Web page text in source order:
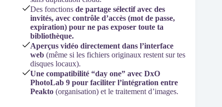
Des fonctions de partage sélectif avec des
invités, avec contrôle d’accès (mot de passe,
expiration) pour ne pas exposer toute ta
bibliothèque.
Aperçus vidéo directement dans l’interface
web (même si les fichiers originaux restent sur tes
disques locaux).
Une compatibilité “day one” avec DxO
PhotoLab 9 pour faciliter l’intégration entre
Peakto (organisation) et le traitement d’images.